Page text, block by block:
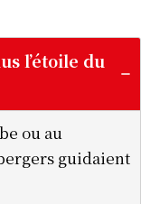
l’étoile du
ou au
guidaient